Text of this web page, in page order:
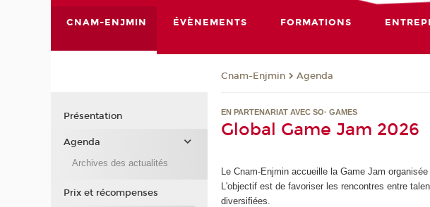
CNAM-ENJMIN ÉVÈNEMENTS FORMATIONS
Cnam-Enjmin Agenda
EN PARTENARIAT AVEC SO· GAMES
Global Game Jam 2026
Le Cnam-Enjmin accueille la Game Jam
L'objectif est de favoriser les rencontres entre
diversifiées.
Présentation
Agenda
Archives des actualités
Prix et récompenses